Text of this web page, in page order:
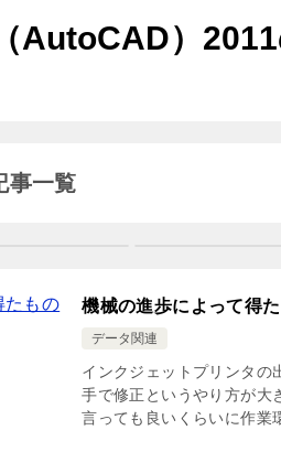
AutoCAD）
事一覧
機械の進歩によって得
データ関連
インクジェットプリンタの
手で修正というやり方が大
言っても良いくらいに作